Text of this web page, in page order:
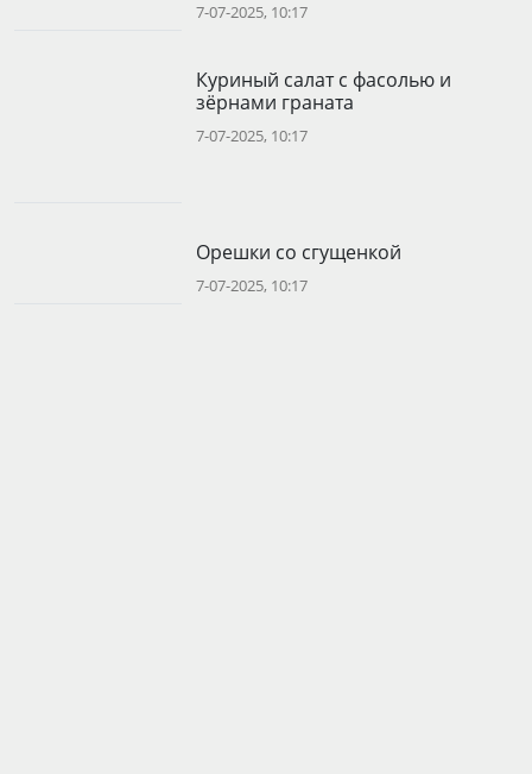
7-07-2025, 10:17
Куриный салат с фасолью и
зёрнами граната
7-07-2025, 10:17
Орешки со сгущенкой
7-07-2025, 10:17